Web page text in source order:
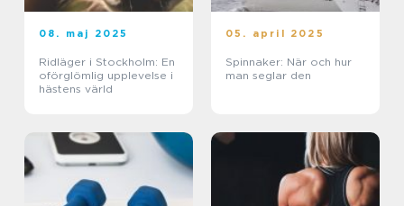
08. maj 2025
Ridläger i Stockholm: En
oförglömlig upplevelse i
hästens värld
05. april 2025
Spinnaker: När och hur
man seglar den